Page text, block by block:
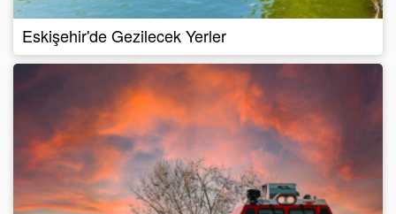
Eskişehir'de Gezilecek Yerler